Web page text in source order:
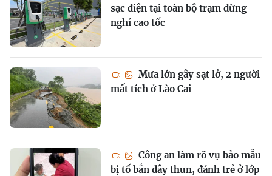
sạc điện tại toàn bộ trạm dừng
nghỉ cao tốc
Mưa lớn gây sạt lở, 2 người
mất tích ở Lào Cai
Công an làm rõ vụ bảo mẫu
bị tố bắn dây thun, đánh trẻ ở lớp